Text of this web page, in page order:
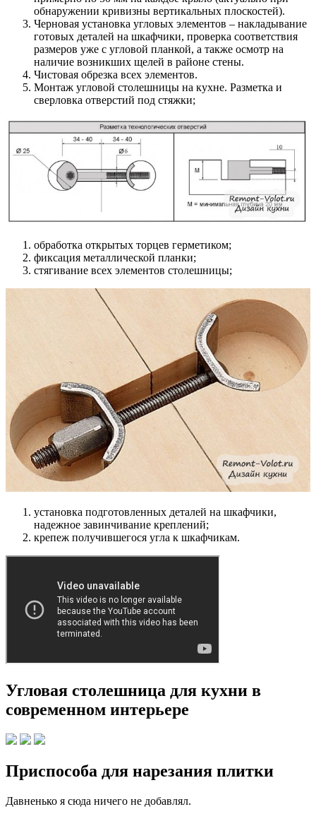
обнаружении кривизны вертикальных плоскостей).
Черновая установка угловых элементов – накладывание
готовых деталей на шкафчики, проверка соответствия
размеров уже с угловой планкой, а также осмотр на
наличие возникших щелей в районе стены.
Чистовая обрезка всех элементов.
Монтаж угловой столешницы на кухне. Разметка и
сверловка отверстий под стяжки;
обработка открытых торцев герметиком;
фиксация металлической планки;
стягивание всех элементов столешницы;
установка подготовленных деталей на шкафчики,
надежное завинчивание креплений;
крепеж получившегося угла к шкафчикам.
Угловая столешница для кухни в
современном интерьере
Приспособа для нарезания плитки
Давненько я сюда ничего не добавлял.